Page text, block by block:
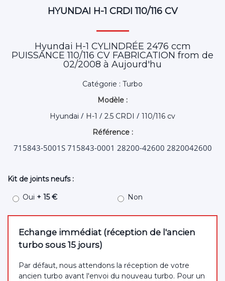
HYUNDAI H-1 CRDI 110/116 CV
Hyundai H-1 CYLINDRÉE 2476 ccm
PUISSANCE 110/116 CV FABRICATION from de
02/2008 à Aujourd'hu
Catégorie : Turbo
Modèle :
Hyundai / H-1 / 2.5 CRDI / 110/116 cv
Référence :
715843-5001S 715843-0001 28200-42600 2820042600
Kit de joints neufs :
Oui + 15 € Non
Echange immédiat (réception de l'ancien
turbo sous 15 jours)
Par défaut, nous attendons la réception de votre
ancien turbo avant l'envoi du nouveau turbo. Pour un